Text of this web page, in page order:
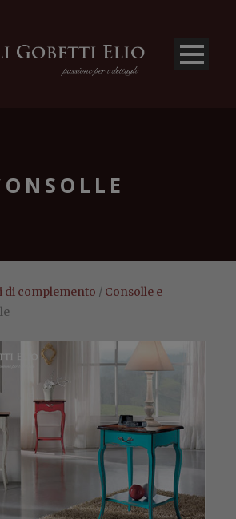
di complemento / Consolle e